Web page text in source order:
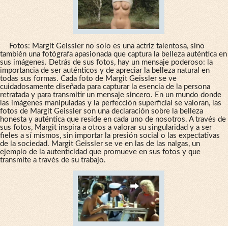
Fotos: Margit Geissler no solo es una actriz talentosa, sino
también una fotógrafa apasionada que captura la belleza auténtica en
sus imágenes. Detrás de sus fotos, hay un mensaje poderoso: la
importancia de ser auténticos y de apreciar la belleza natural en
todas sus formas. Cada foto de Margit Geissler se ve
cuidadosamente diseñada para capturar la esencia de la persona
retratada y para transmitir un mensaje sincero. En un mundo donde
las imágenes manipuladas y la perfección superficial se valoran, las
fotos de Margit Geissler son una declaración sobre la belleza
honesta y auténtica que reside en cada uno de nosotros. A través de
sus fotos, Margit inspira a otros a valorar su singularidad y a ser
fieles a sí mismos, sin importar la presión social o las expectativas
de la sociedad. Margit Geissler se ve en las de las nalgas, un
ejemplo de la autenticidad que promueve en sus fotos y que
transmite a través de su trabajo.